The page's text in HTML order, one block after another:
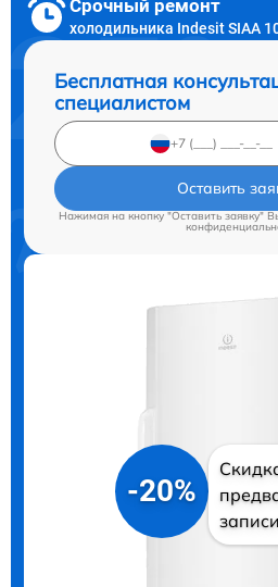
Срочный ремонт
холодильника Indesit SIAA
Бесплатная
специалистом
Оставить
Нажимая на кнопку "Оставить заявку"
-20%